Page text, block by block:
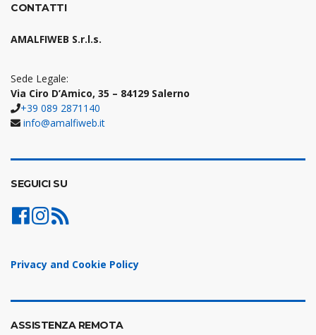
CONTATTI
AMALFIWEB S.r.l.s.
Sede Legale:
Via Ciro D’Amico, 35 – 84129 Salerno
+39 089 2871140
info@amalfiweb.it
SEGUICI SU
Privacy and Cookie Policy
ASSISTENZA REMOTA